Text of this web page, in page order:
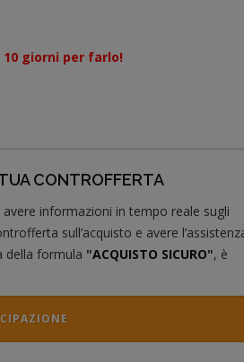
giorni per farlo!
CONTROFFERTA
informazioni in tempo reale sugli
sull’acquisto e avere
della formula "ACQUISTO SICURO", è